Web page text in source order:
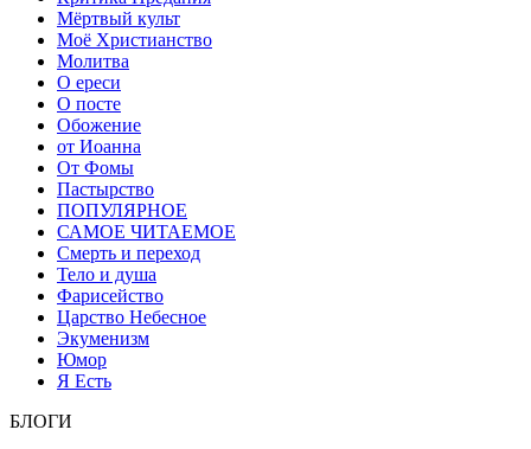
Мёртвый культ
Моё Христианство
Молитва
О ереси
О посте
Обожение
от Иоанна
От Фомы
Пастырство
ПОПУЛЯРНОЕ
САМОЕ ЧИТАЕМОЕ
Смерть и переход
Тело и душа
Фарисейство
Царство Небесное
Экуменизм
Юмор
Я Есть
БЛОГИ